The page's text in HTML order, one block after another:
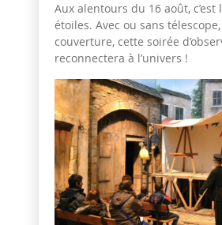
Aux alentours du 16 août, c’est
étoiles. Avec ou sans
couverture, cette soirée
reconnectera à l’univers !